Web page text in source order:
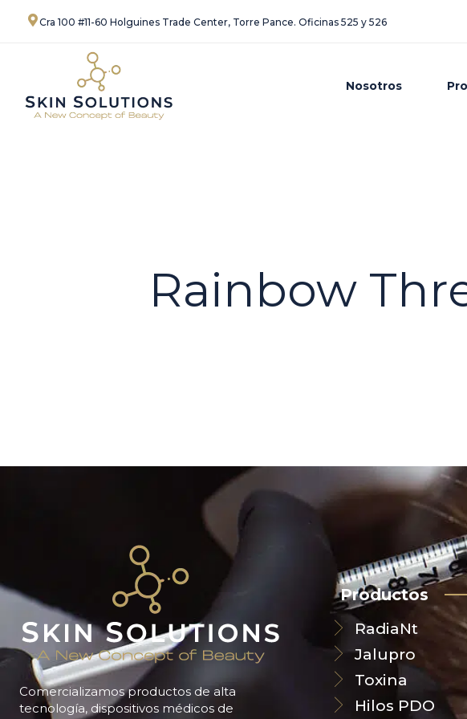
Cra 100 #11-60 Holguines Trade Center, Torre Pance. Oficinas 525 y 526
Nosotros
Rainbow
Comercializamos productos de alta
tecnología, dispositivos médicos de
Productos
RadiaNt
Jalupro
Toxina
Hilos PDO